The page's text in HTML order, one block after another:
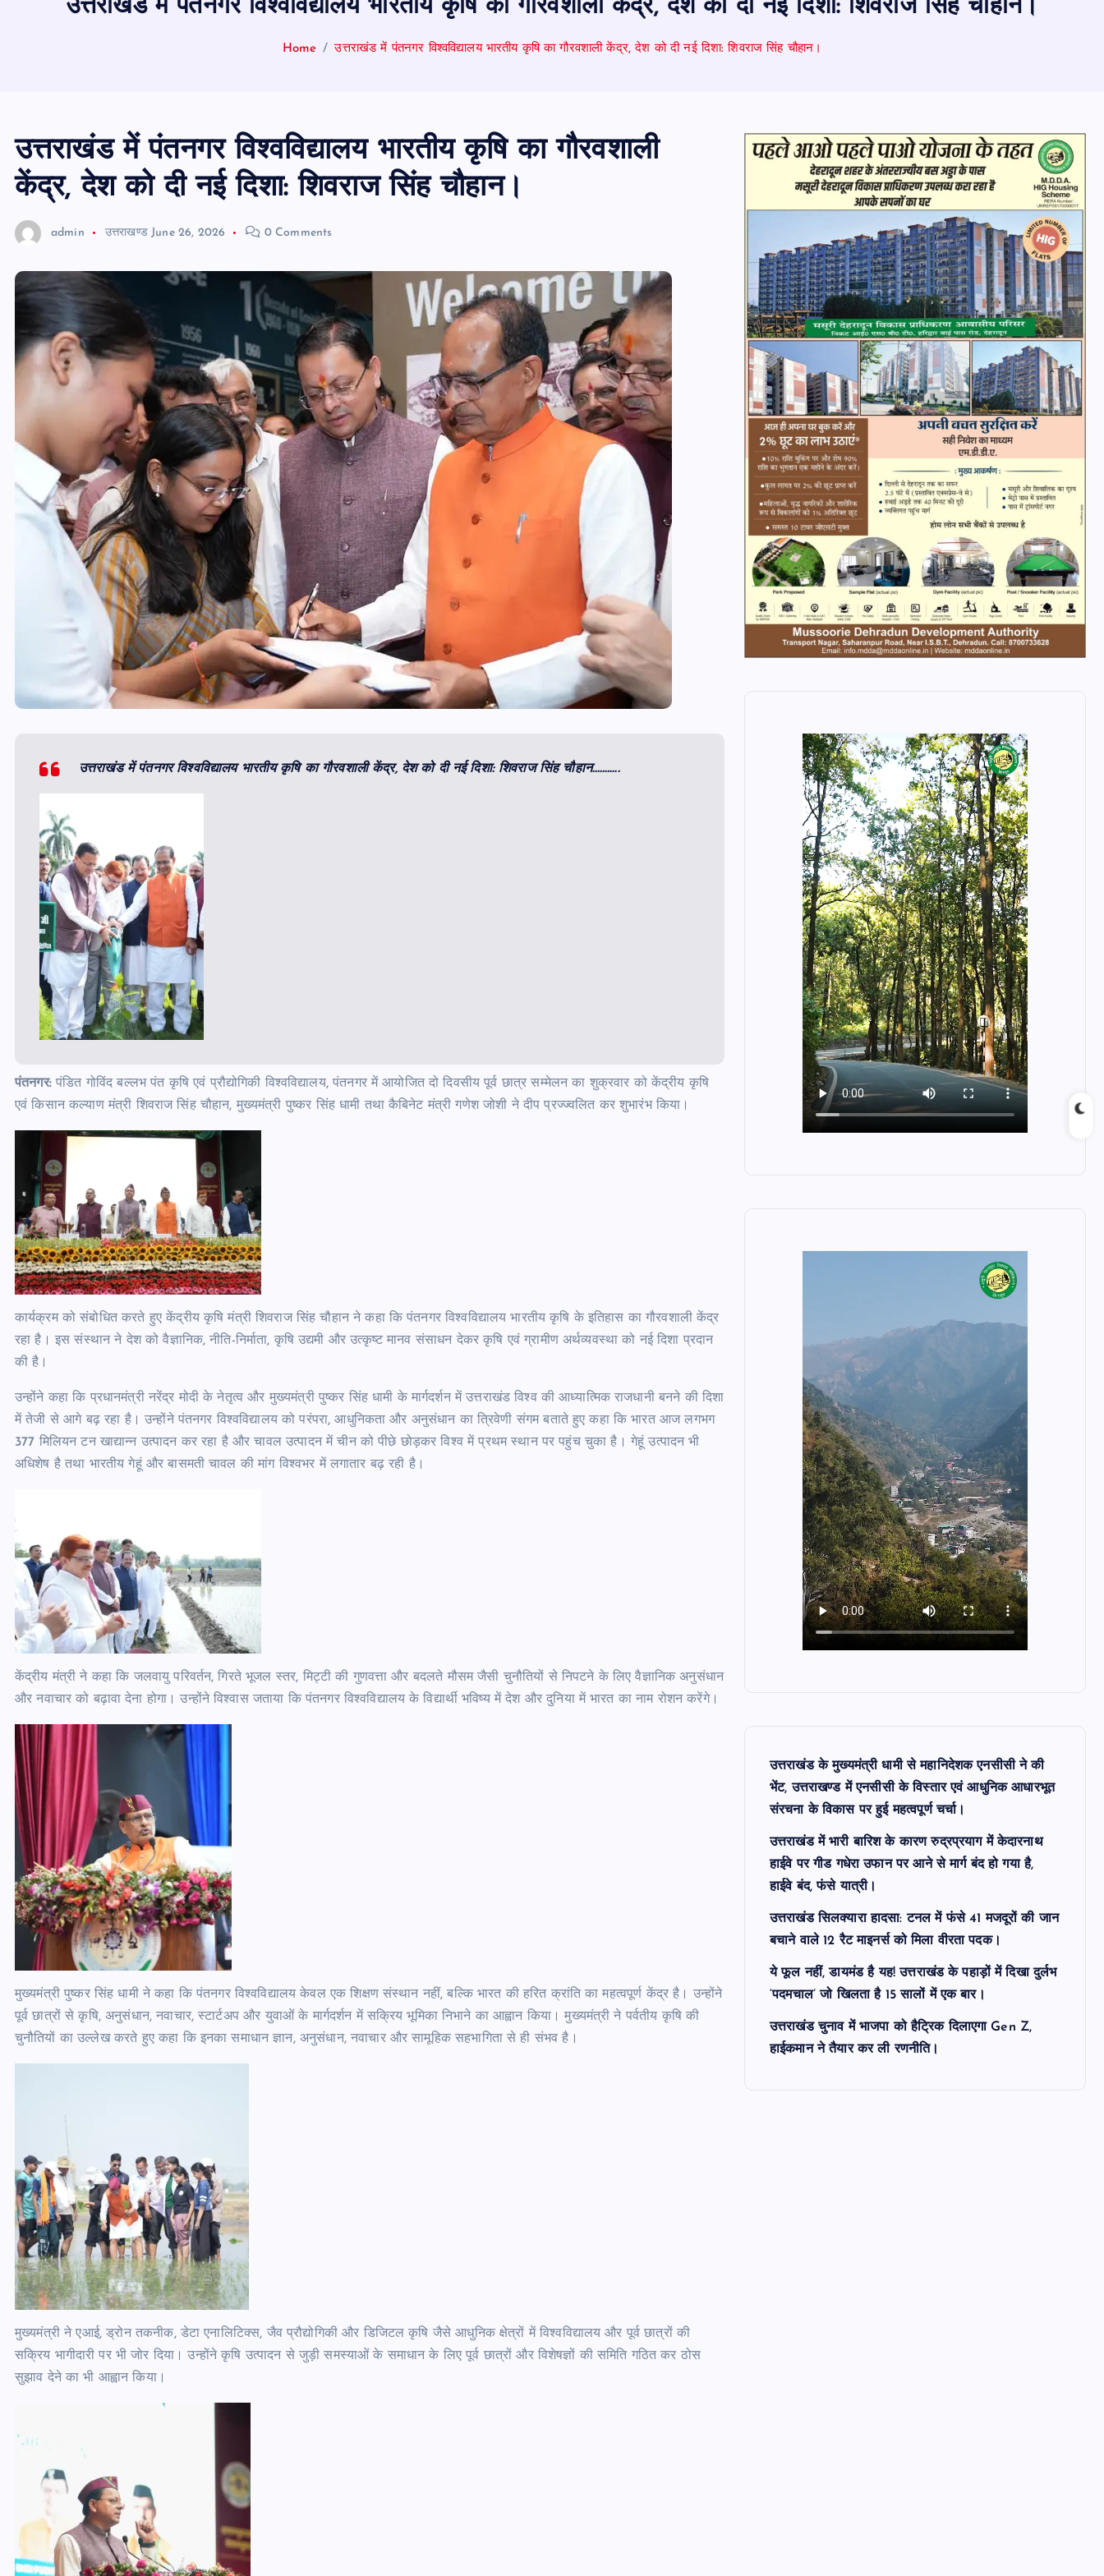
उत्तराखंड में पंतनगर विश्वविद्यालय भारतीय कृषि का गौरवशाली केंद्र, देश को दी नई दिशा: शिवराज सिंह चौहान।
Home उत्तराखंड में पंतनगर विश्वविद्यालय भारतीय कृषि का गौरवशाली केंद्र, देश को दी नई दिशा: शिवराज सिंह चौहान।
उत्तराखंड में पंतनगर विश्वविद्यालय भारतीय कृषि का गौरवशाली
केंद्र, देश को दी नई दिशा: शिवराज सिंह चौहान।
admin उत्तराखण्ड June 26, 2026 0 Comments
उत्तराखंड में पंतनगर विश्वविद्यालय भारतीय कृषि का गौरवशाली केंद्र, देश को दी नई दिशा: शिवराज सिंह चौहान………..
पंतनगर:पंडित गोविंद बल्लभ पंत कृषि एवं प्रौद्योगिकी विश्वविद्यालय, पंतनगर में आयोजित दो दिवसीय पूर्व छात्र सम्मेलन का शुक्रवार को केंद्रीय कृषि
एवं किसान कल्याण मंत्री शिवराज सिंह चौहान, मुख्यमंत्री पुष्कर सिंह धामी तथा कैबिनेट मंत्री गणेश जोशी ने दीप प्रज्ज्वलित कर शुभारंभ किया।
कार्यक्रम को संबोधित करते हुए केंद्रीय कृषि मंत्री शिवराज सिंह चौहान ने कहा कि पंतनगर विश्वविद्यालय भारतीय कृषि के इतिहास का गौरवशाली केंद्र
रहा है। इस संस्थान ने देश को वैज्ञानिक, नीति-निर्माता, कृषि उद्यमी और उत्कृष्ट मानव संसाधन देकर कृषि एवं ग्रामीण अर्थव्यवस्था को नई दिशा प्रदान
की है।
उन्होंने कहा कि प्रधानमंत्री नरेंद्र मोदी के नेतृत्व और मुख्यमंत्री पुष्कर सिंह धामी के मार्गदर्शन में उत्तराखंड विश्व की आध्यात्मिक राजधानी बनने की दिशा
में तेजी से आगे बढ़ रहा है। उन्होंने पंतनगर विश्वविद्यालय को परंपरा, आधुनिकता और अनुसंधान का त्रिवेणी संगम बताते हुए कहा कि भारत आज लगभग
377 मिलियन टन खाद्यान्न उत्पादन कर रहा है और चावल उत्पादन में चीन को पीछे छोड़कर विश्व में प्रथम स्थान पर पहुंच चुका है। गेहूं उत्पादन भी
अधिशेष है तथा भारतीय गेहूं और बासमती चावल की मांग विश्वभर में लगातार बढ़ रही है।
केंद्रीय मंत्री ने कहा कि जलवायु परिवर्तन, गिरते भूजल स्तर, मिट्टी की गुणवत्ता और बदलते मौसम जैसी चुनौतियों से निपटने के लिए वैज्ञानिक अनुसंधान
और नवाचार को बढ़ावा देना होगा। उन्होंने विश्वास जताया कि पंतनगर विश्वविद्यालय के विद्यार्थी भविष्य में देश और दुनिया में भारत का नाम रोशन करेंगे।
मुख्यमंत्री पुष्कर सिंह धामी ने कहा कि पंतनगर विश्वविद्यालय केवल एक शिक्षण संस्थान नहीं, बल्कि भारत की हरित क्रांति का महत्वपूर्ण केंद्र है। उन्होंने
पूर्व छात्रों से कृषि, अनुसंधान, नवाचार, स्टार्टअप और युवाओं के मार्गदर्शन में सक्रिय भूमिका निभाने का आह्वान किया। मुख्यमंत्री ने पर्वतीय कृषि की
चुनौतियों का उल्लेख करते हुए कहा कि इनका समाधान ज्ञान, अनुसंधान, नवाचार और सामूहिक सहभागिता से ही संभव है।
मुख्यमंत्री ने एआई, ड्रोन तकनीक, डेटा एनालिटिक्स, जैव प्रौद्योगिकी और डिजिटल कृषि जैसे आधुनिक क्षेत्रों में विश्वविद्यालय और पूर्व छात्रों की
सक्रिय भागीदारी पर भी जोर दिया। उन्होंने कृषि उत्पादन से जुड़ी समस्याओं के समाधान के लिए पूर्व छात्रों और विशेषज्ञों की समिति गठित कर ठोस
सुझाव देने का भी आह्वान किया।
उत्तराखंड के मुख्यमंत्री धामी से महानिदेशक एनसीसी ने की
भेंट, उत्तराखण्ड में एनसीसी के विस्तार एवं आधुनिक आधारभूत
संरचना के विकास पर हुई महत्वपूर्ण चर्चा।
उत्तराखंड में भारी बारिश के कारण रुद्रप्रयाग में केदारनाथ
हाईवे पर गीड गधेरा उफान पर आने से मार्ग बंद हो गया है,
हाईवे बंद, फंसे यात्री।
उत्तराखंड सिलक्यारा हादसा: टनल में फंसे 41 मजदूरों की जान
बचाने वाले 12 रैट माइनर्स को मिला वीरता पदक।
ये फूल नहीं, डायमंड है यह! उत्तराखंड के पहाड़ों में दिखा दुर्लभ
‘पदमचाल’ जो खिलता है 15 सालों में एक बार।
उत्तराखंड चुनाव में भाजपा को हैट्रिक दिलाएगा Gen Z,
हाईकमान ने तैयार कर ली रणनीति।